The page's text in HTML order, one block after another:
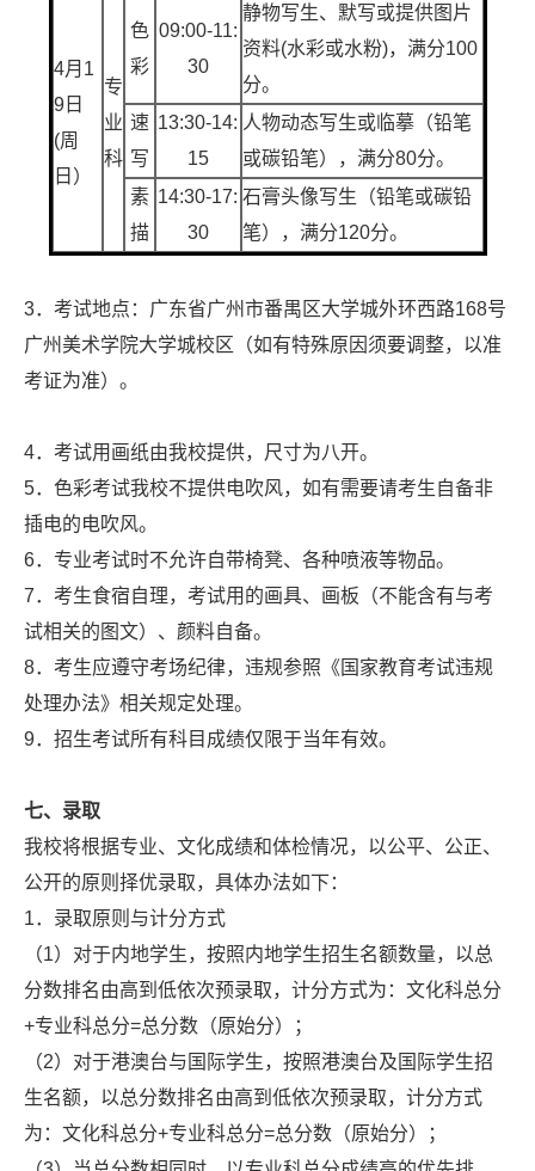
4月1
9日
(周
日）
专
业
科
色
彩
09:00-11:
30
静物写生、默写或提供图片
资料(水彩或水粉)，满分100
分。
速
写
13:30-14:
15
人物动态写生或临摹（铅笔
或碳铅笔），满分80分。
素
描
14:30-17:
30
石膏头像写生（铅笔或碳铅
笔），满分120分。
3．考试地点：广东省广州市番禺区大学城外环西路168号
广州美术学院大学城校区（如有特殊原因须要调整，以准
考证为准）。
4．考试用画纸由我校提供，尺寸为八开。
5．色彩考试我校不提供电吹风，如有需要请考生自备非
插电的电吹风。
6．专业考试时不允许自带椅凳、各种喷液等物品。
7．考生食宿自理，考试用的画具、画板（不能含有与考
试相关的图文）、颜料自备。
8．考生应遵守考场纪律，违规参照《国家教育考试违规
处理办法》相关规定处理。
9．招生考试所有科目成绩仅限于当年有效。
七、录取
我校将根据专业、文化成绩和体检情况，以公平、公正、
公开的原则择优录取，具体办法如下：
1．录取原则与计分方式
（1）对于内地学生，按照内地学生招生名额数量，以总
分数排名由高到低依次预录取，计分方式为：文化科总分
+专业科总分=总分数（原始分）；
（2）对于港澳台与国际学生，按照港澳台及国际学生招
生名额，以总分数排名由高到低依次预录取，计分方式
为：文化科总分+专业科总分=总分数（原始分）；